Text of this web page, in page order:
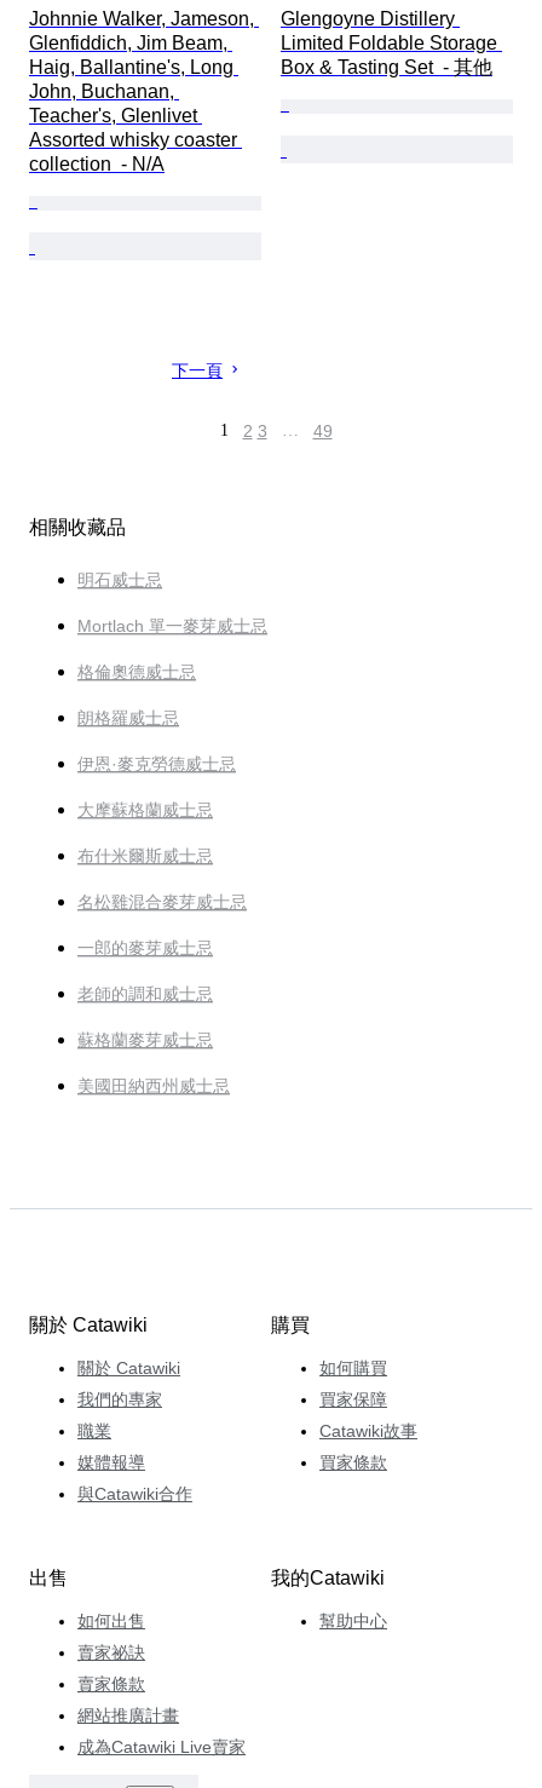
Johnnie Walker, Jameson,
Glenfiddich, Jim Beam,
Haig, Ballantine's, Long
John, Buchanan,
Teacher's, Glenlivet
Assorted whisky coaster
collection  - N/A
Glengoyne Distillery
Limited Foldable Storage
Box & Tasting Set  - 其他
下一頁
1 2 3 … 49
相關收藏品
明石威士忌
Mortlach 單一麥芽威士忌
格倫奧德威士忌
朗格羅威士忌
伊恩·麥克勞德威士忌
大摩蘇格蘭威士忌
布什米爾斯威士忌
名松雞混合麥芽威士忌
一郎的麥芽威士忌
老師的調和威士忌
蘇格蘭麥芽威士忌
美國田納西州威士忌
關於 Catawiki
關於 Catawiki
我們的專家
職業
媒體報導
與Catawiki合作
購買
如何購買
買家保障
Catawiki故事
買家條款
出售
如何出售
賣家祕訣
賣家條款
網站推廣計畫
成為Catawiki Live賣家
我的Catawiki
幫助中心